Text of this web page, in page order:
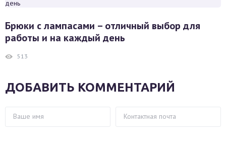
Брюки с лампасами – отличный выбор для
работы и на каждый день
513
ДОБАВИТЬ КОММЕНТАРИЙ